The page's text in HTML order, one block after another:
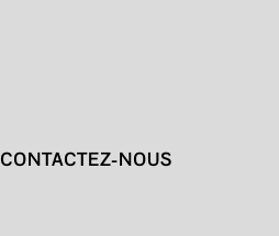
CONTACTEZ-NOUS